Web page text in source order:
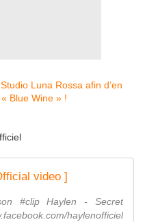
video ]
#clip Haylen - Secret
haylenofficiel